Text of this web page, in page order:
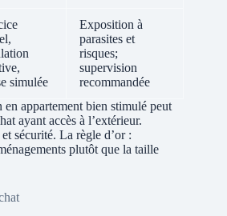
simulée
Exposition à
parasites et
risques;
supervision
recommandée
appartement bien stimulé peut
ayant accès à l’extérieur.
sécurité. La règle d’or :
plutôt que la taille